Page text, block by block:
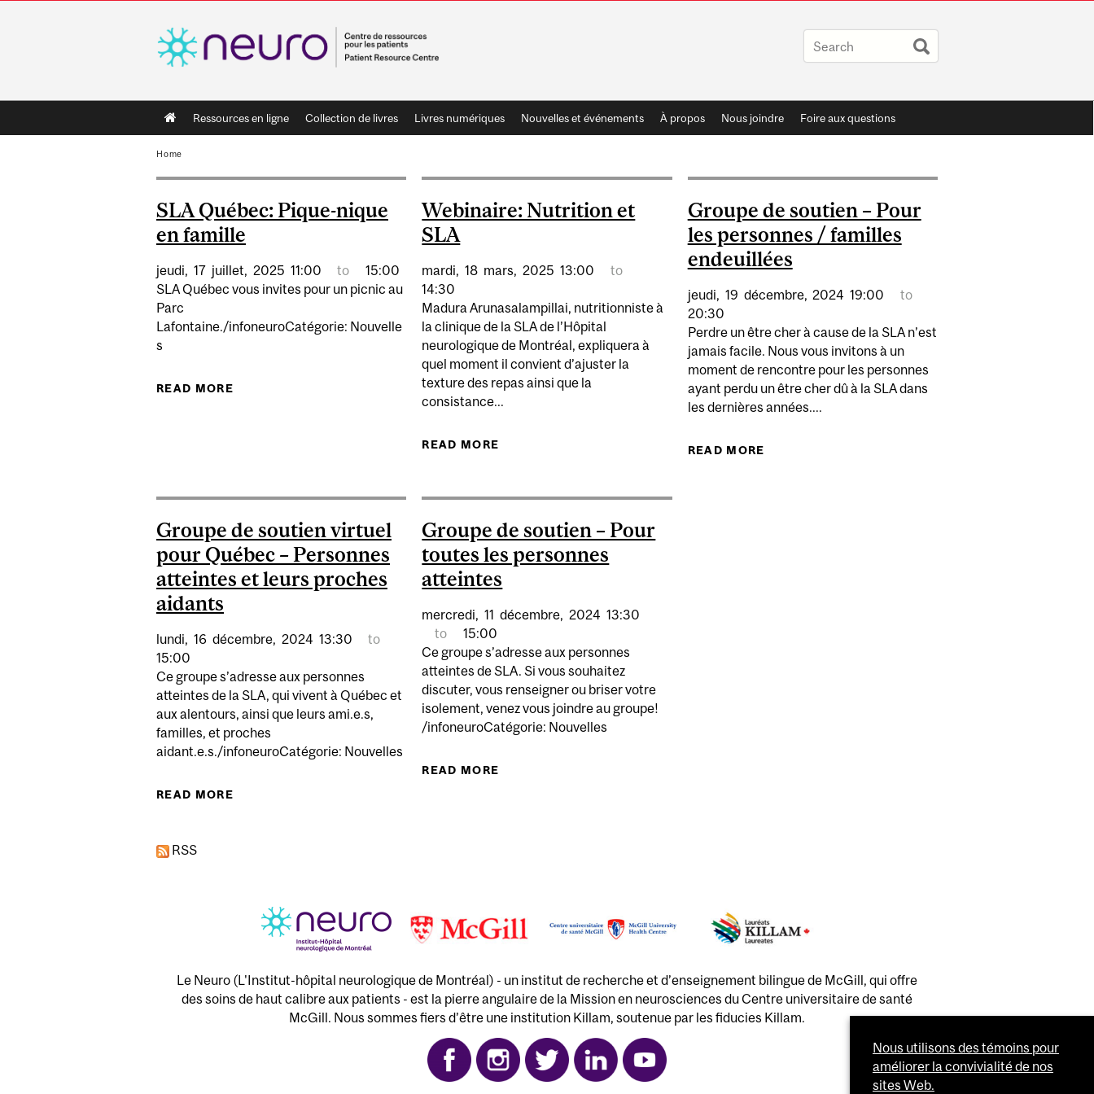
Main
navigation
Ressources en ligne Collection de livres Livres numériques Nouvelles et événements À propos Nous joindre Foire aux questions
Home
SLA Québec: Pique-nique
en famille
jeudi, 17 juillet, 2025 11:00 to
15:00
SLA Québec vous invites pour un picnic au
Parc
Lafontaine./infoneuroCatégorie: Nouvelle
s
READ MORE ABOUT SLA QUÉBEC: PIQUE-NIQUE EN FAMILLE
Webinaire: Nutrition et
SLA
mardi, 18 mars, 2025 13:00
to
14:30
Madura Arunasalampillai, nutritionniste à
la clinique de la SLA de l’Hôpital
neurologique de Montréal, expliquera à
quel moment il convient d’ajuster la
texture des repas ainsi que la
consistance...
READ MORE ABOUT WEBINAIRE: NUTRITION ET SLA
Groupe de soutien – Pour
les personnes / familles
endeuillées
jeudi, 19 décembre, 2024 19:00
to
20:30
Perdre un être cher à cause de la SLA n’est
jamais facile. Nous vous invitons à un
moment de rencontre pour les personnes
ayant perdu un être cher dû à la SLA dans
les dernières années....
READ MORE
Groupe de soutien virtuel
pour Québec – Personnes
atteintes et leurs proches
aidants
lundi, 16 décembre, 2024 13:30
to
15:00
Ce groupe s’adresse aux personnes
atteintes de la SLA, qui vivent à Québec et
aux alentours, ainsi que leurs ami.e.s,
familles, et proches
aidant.e.s./infoneuroCatégorie: Nouvelles
READ MORE
Groupe de soutien – Pour
toutes les personnes
atteintes
mercredi, 11 décembre, 2024 13:30
to
15:00
Ce groupe s’adresse aux personnes
atteintes de SLA. Si vous souhaitez
discuter, vous renseigner ou briser votre
isolement, venez vous joindre au groupe!
/infoneuroCatégorie: Nouvelles
READ MORE
RSS
Le Neuro (L'Institut-hôpital neurologique de Montréal) - un institut de recherche et d’enseignement bilingue de McGill, qui offre
des soins de haut calibre aux patients - est la pierre angulaire de la Mission en neurosciences du Centre universitaire de santé
McGill. Nous sommes fiers d’être une institution Killam, soutenue par les fiducies Killam.
Nous utilisons des témoins pour
améliorer la convivialité de nos
sites Web.